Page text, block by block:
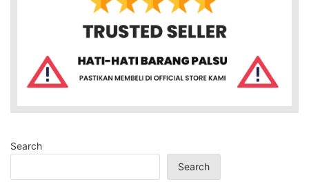
Search
Search